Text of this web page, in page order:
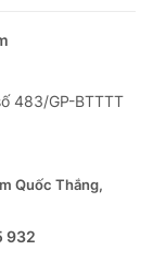
483/GP-BTTTT
Quốc Thắng,
932